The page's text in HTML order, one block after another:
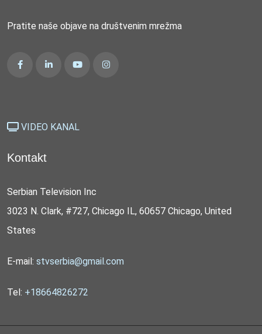
Pratite naše objave na društvenim mrežma
VIDEO KANAL
Kontakt
Serbian Television Inc
3023 N. Clark, #727, Chicago IL, 60657 Chicago, United
States
E-mail: stvserbia@gmail.com
Tel: +18664826272